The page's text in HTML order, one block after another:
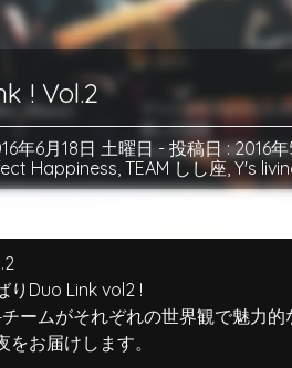
! Vol.2
年6月18日 土曜日 - 投稿日 : 2016
Happiness, TEAM しし座, Y's
りDuo Link vol2 !
ームがそれぞれの世界観で魅力
をお届けします。